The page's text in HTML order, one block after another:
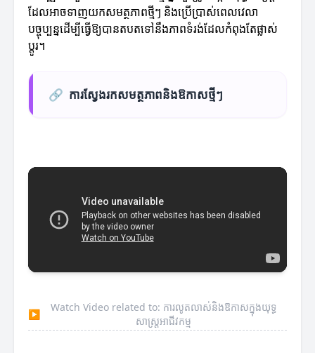
ដែលអាចទាញយកសមត្ថភាពថ្មីៗ និងប្រើប្រាស់ពេលវេលា
បច្ចុប្បន្នដើម្បីធ្វើឱ្យបានតបតទៅនឹងភាពទំរង់ដែលកំពុងតែផ្លាស់
ប្តូរ។
🔗 ការស្វែងរកសមត្ថភាពនិងឱកាសថ្មីៗ
▶
Watch Video related to: ការលូតលាស់និងឱកាសក្នុងយុទ្ធ
សាស្ត្រអាជីវកម្ម